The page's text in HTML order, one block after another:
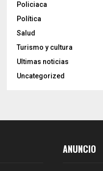
Policiaca
Política
Salud
Turismo y cultura
Ultimas noticias
Uncategorized
ANUNCIO